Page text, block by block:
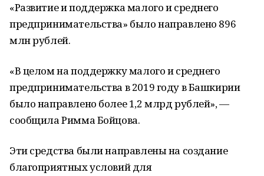
«Развитие и поддержка малого и среднего
предпринимательства» было направлено 896
млн рублей.
«В целом на поддержку малого и среднего
предпринимательства в 2019 году в Башкирии
было направлено более 1,2 млрд рублей», —
сообщила Римма Бойцова.
Эти средства были направлены на создание
благоприятных условий для